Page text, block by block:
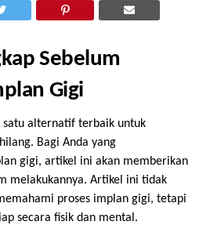
Sebelum
Gigi
alternatif terbaik untuk
Bagi Anda yang
gigi, artikel ini akan memberikan
melakukannya. Artikel ini tidak
proses implan gigi, tetapi
secara fisik dan mental.